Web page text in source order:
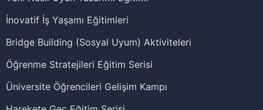
İnovatif İş Yaşamı Eğitimleri
Bridge Building (Sosyal Uyum) Aktiviteleri
Öğrenme Stratejileri Eğitim Serisi
Üniversite Öğrencileri Gelişim Kampı